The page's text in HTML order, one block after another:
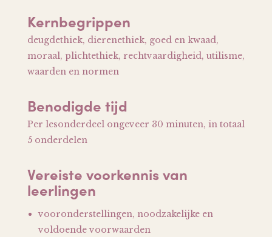
Kernbegrippen
deugdethiek, dierenethiek, goed en kwaad,
moraal, plichtethiek, rechtvaardigheid, utilisme,
waarden en normen
Benodigde tijd
Per lesonderdeel ongeveer 30 minuten, in totaal
5 onderdelen
Vereiste voorkennis van
leerlingen
vooronderstellingen, noodzakelijke en
voldoende voorwaarden